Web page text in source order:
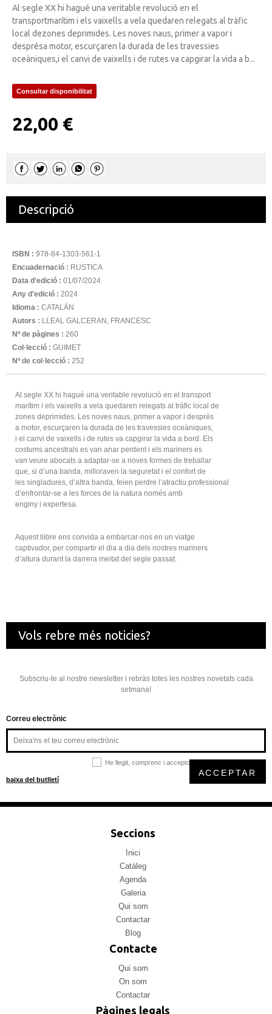
Al segle XX hi hagué una veritable revolució en el
transportmarítim i els vaixells a vela quedaren relegats al tràfic
local dezones deprimides. Les noves naus, primer a vapor i
desprésa motor, escurçaren la durada de les travessies
oceàniques,i el canvi de vaixells i de rutes va capgirar la vida a b...
Consultar disponibilitat
22,00 €
Descripció
ISBN : 978-84-1303-561-1
Encuadernació : RUSTICA
Data d'edició : 01/07/2024
Any d'edició : 2024
Idioma : CATALÁN
Autors : LLEAL GALCERAN, FRANCESC
Nº de pàgines : 260
Col·lecció : GUIMET
Nº de col·lecció : 252
Al segle XX hi hagué una veritable revolució en el transport
marítim i els vaixells a vela quedaren relegats al tràfic local de
zones deprimides. Les noves naus, primer a vapor i després
a motor, escurçaren la durada de les travessies oceàniques,
i el canvi de vaixells i de rutes va capgirar la vida a bord. Els
costums ancestrals es van anar perdent i els mariners es
van veure abocats a adaptar-se a noves formes de treballar
que, si d’una banda, milloraven la seguretat i el confort de
les singladures, d’altra banda, feien perdre l’atractiu professional
d’enfrontar-se a les forces de la natura només amb
enginy i expertesa.
Aquest llibre ens convida a embarcar-nos en un viatge
captivador, per compartir el dia a dia dels nostres mariners
d’altura durant la darrera meitat del segle passat.
Vols rebre més noticies?
Subscriu-te al nostre newsletter i rebràs totes les nostres novetats cada
setmana!
Correu electrònic
He llegit, comprenc i accepto la
baixa del butlletí
ACCEPTAR
Seccions
Inici
Catàleg
Agenda
Galeria
Qui som
Contactar
Blog
Contacte
Qui som
On som
Contactar
Pàgines legals